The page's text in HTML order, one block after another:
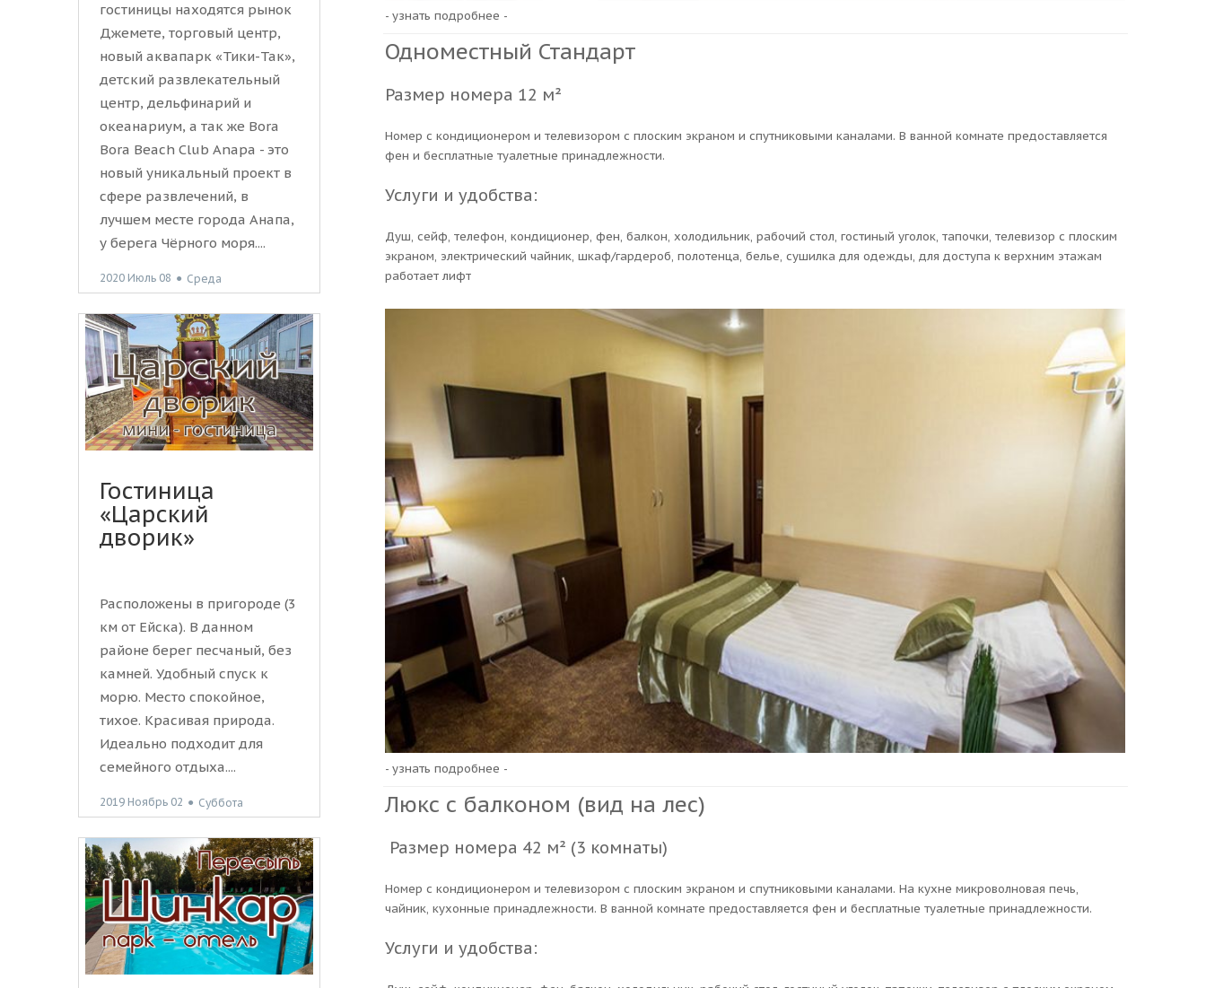
- узнать подробнее -
Одноместный Стандарт
Размер номера 12 м²
Номер с кондиционером и телевизором с плоским экраном и спутниковыми каналами. В ванной комнате предоставляется
фен и бесплатные туалетные принадлежности.
Услуги и удобства:
Душ, сейф, телефон, кондиционер, фен, балкон, холодильник, рабочий стол, гостиный уголок, тапочки, телевизор с плоским
экраном, электрический чайник, шкаф/гардероб, полотенца, белье, сушилка для одежды, для доступа к верхним этажам
работает лифт
- узнать подробнее -
Люкс с балконом (вид на лес)
Размер номера 42 м² (3 комнаты)
Номер с кондиционером и телевизором с плоским экраном и спутниковыми каналами. На кухне микроволновая печь,
чайник, кухонные принадлежности. В ванной комнате предоставляется фен и бесплатные туалетные принадлежности.
Услуги и удобства:
гостиницы находятся рынок
Джемете, торговый центр,
новый аквапарк «Тики-Так»,
детский развлекательный
центр, дельфинарий и
океанариум, а так же Bora
Bora Beach Club Anapa - это
новый уникальный проект в
сфере развлечений, в
лучшем месте города Анапа,
у берега Чёрного моря....
2020 Июль 08 ● Среда
Гостиница
«Царский
дворик»
Расположены в пригороде (3
км от Ейска). В данном
районе берег песчаный, без
камней. Удобный спуск к
морю. Место спокойное,
тихое. Красивая природа.
Идеально подходит для
семейного отдыха....
2019 Ноябрь 02 ● Суббота